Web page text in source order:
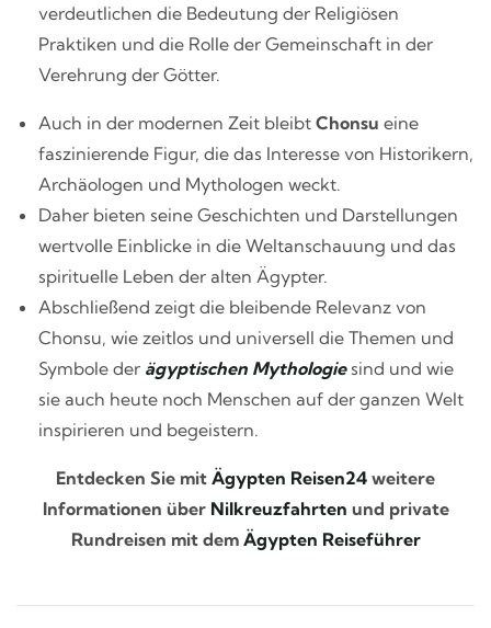
verdeutlichen die Bedeutung der Religiösen
Praktiken und die Rolle der Gemeinschaft in der
Verehrung der Götter.
Auch in der modernen Zeit bleibt Chonsu eine
faszinierende Figur, die das Interesse von Historikern,
Archäologen und Mythologen weckt.
Daher bieten seine Geschichten und Darstellungen
wertvolle Einblicke in die Weltanschauung und das
spirituelle Leben der alten Ägypter.
Abschließend zeigt die bleibende Relevanz von
Chonsu, wie zeitlos und universell die Themen und
Symbole der ägyptischen Mythologiesind und wie
sie auch heute noch Menschen auf der ganzen Welt
inspirieren und begeistern.
Entdecken Sie mit Ägypten Reisen24 weitere
Informationen über Nilkreuzfahrten und private
Rundreisen mit dem Ägypten Reiseführer